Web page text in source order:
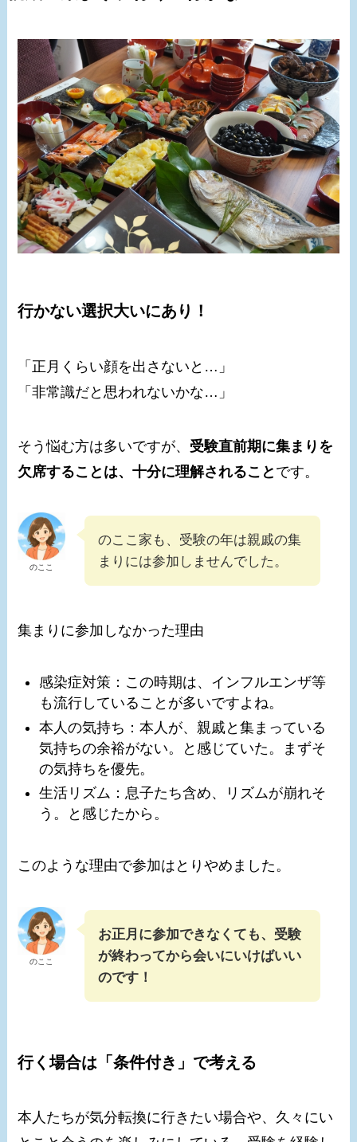
行かない選択大いにあり！
「正月くらい顔を出さないと…」
「非常識だと思われないかな…」
そう悩む方は多いですが、 受験直前期に集まりを
欠席することは、十分に理解されること です。
のここ
のここ家も、受験の年は親戚の集
まりには参加しませんでした。
集まりに参加しなかった理由
感染症対策：この時期は、インフルエンザ等
も流行していることが多いですよね。
本人の気持ち：本人が、親戚と集まっている
気持ちの余裕がない。と感じていた。まずそ
の気持ちを優先。
生活リズム：息子たち含め、リズムが崩れそ
う。と感じたから。
このような理由で参加はとりやめました。
のここ
お正月に参加できなくても、受験
が終わってから会いにいけばいい
のです！
行く場合は「条件付き」で考える
本人たちが気分転換に行きたい場合や、久々にい